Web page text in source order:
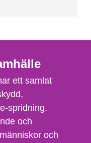
ett samlat
spridning.
och
och